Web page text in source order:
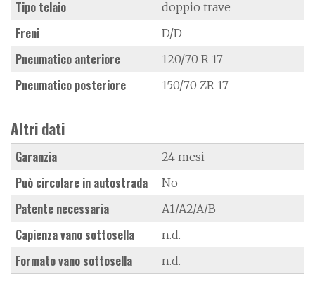
Tipo telaio doppio trave
Freni D/D
Pneumatico anteriore 120/70 R 17
Pneumatico posteriore 150/70 ZR 17
Altri dati
Garanzia 24 mesi
Può circolare in autostrada No
Patente necessaria A1/A2/A/B
Capienza vano sottosella n.d.
Formato vano sottosella n.d.